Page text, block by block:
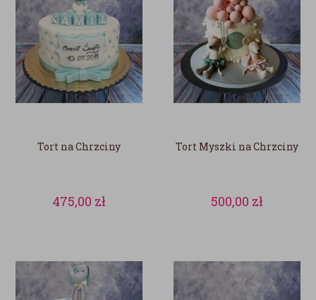
Tort na Chrzciny
475,00 zł
Tort Myszki na Chrzciny
500,00 zł